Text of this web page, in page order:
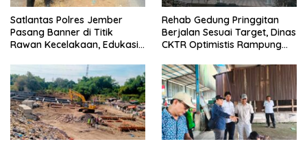
Satlantas Polres Jember
Pasang Banner di Titik
Rawan Kecelakaan, Edukasi
Keselamatan
Rehab Gedung Pringgitan
Berjalan Sesuai Target, Dinas
CKTR Optimistis Rampung